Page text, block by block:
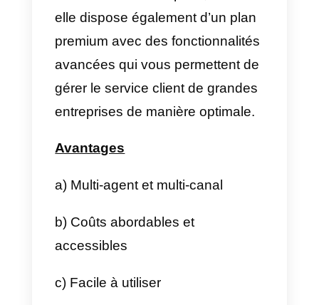
vos clients simultanément et à
distance.
Cette plateforme offre une
interface intuitive et facile à
utiliser, ainsi qu’une grande
utilisateurs, offrir un service
améliorer l’expérience de vos